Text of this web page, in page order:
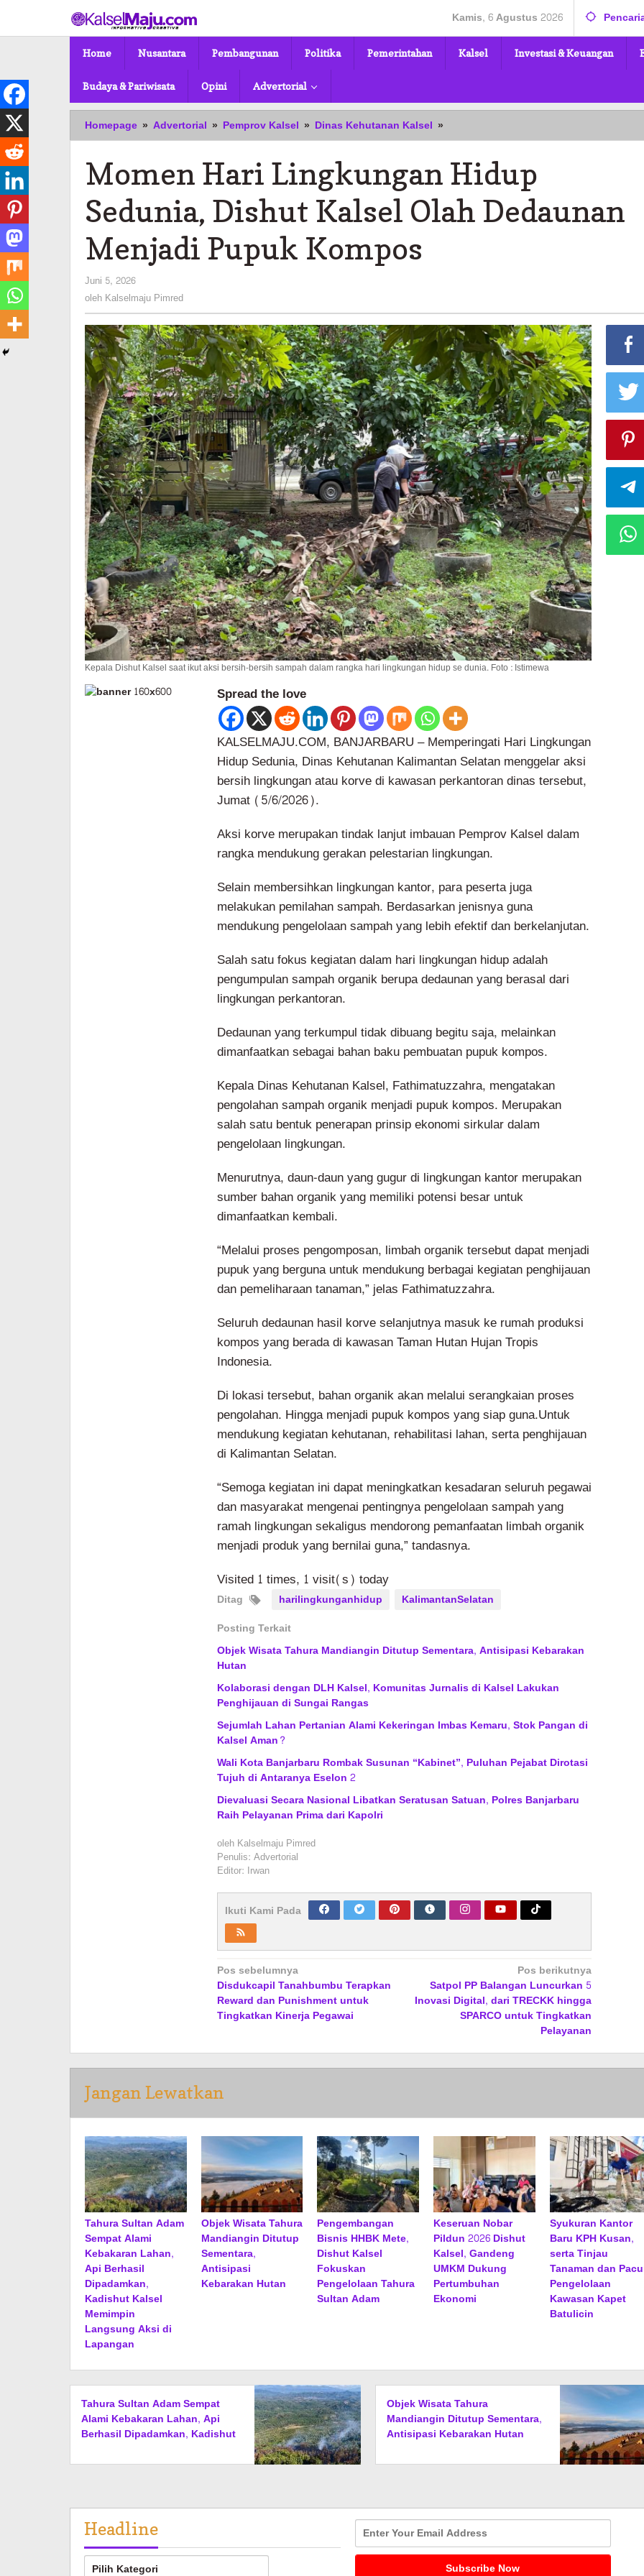
konten
Kamis, 6 Agustus 2026
Home Nusantara Pembangunan Politika Pemerintahan Kalsel Investasi & Keuangan
Budaya & Pariwisata Opini Advertorial
Homepage » Advertorial » Pemprov Kalsel » Dinas Kehutanan Kalsel »
Hari
Hidup
Sedunia,
Dishut
Kalsel
Momen Hari Lingkungan Hidup
Sedunia, Dishut Kalsel Olah Dedaunan
Menjadi Pupuk Kompos
Juni 5, 2026
Kalselmaju
Pimred
oleh Kalselmaju Pimred
Kepala Dishut Kalsel saat ikut aksi bersih-bersih sampah dalam rangka hari lingkungan hidup se dunia. Foto : Istimewa
Spread the love
KALSELMAJU.COM, BANJARBARU – Memperingati Hari Lingkungan
Hidup Sedunia, Dinas Kehutanan Kalimantan Selatan menggelar aksi
bersih lingkungan atau korve di kawasan perkantoran dinas tersebut,
Jumat (5/6/2026).
Aksi korve merupakan tindak lanjut imbauan Pemprov Kalsel dalam
rangka mendukung gerakan pelestarian lingkungan.
Selain membersihkan lingkungan kantor, para peserta juga
melakukan pemilahan sampah. Berdasarkan jenisnya guna
mendukung pengelolaan sampah yang lebih efektif dan berkelanjutan.
Salah satu fokus kegiatan dalam hari lingkungan hidup adalah
pengumpulan sampah organik berupa dedaunan yang berasal dari
lingkungan perkantoran.
Dedaunan yang terkumpul tidak dibuang begitu saja, melainkan
dimanfaatkan sebagai bahan baku pembuatan pupuk kompos.
Kepala Dinas Kehutanan Kalsel, Fathimatuzzahra, mengatakan
pengolahan sampah organik menjadi pupuk kompos. Merupakan
salah satu bentuk penerapan prinsip ekonomi sirkular dalam
pengelolaan lingkungan.
Menurutnya, daun-daun yang gugur di lingkungan kantor merupakan
sumber bahan organik yang memiliki potensi besar untuk
dimanfaatkan kembali.
“Melalui proses pengomposan, limbah organik tersebut dapat menjadi
pupuk yang berguna untuk mendukung berbagai kegiatan penghijauan
dan pemeliharaan tanaman,” jelas Fathimatuzzahra.
Seluruh dedaunan hasil korve selanjutnya masuk ke rumah produksi
kompos yang berada di kawasan Taman Hutan Hujan Tropis
Indonesia.
Di lokasi tersebut, bahan organik akan melalui serangkaian proses
pengolahan. Hingga menjadi pupuk kompos yang siap guna.Untuk
mendukung kegiatan kehutanan, rehabilitasi lahan, serta penghijauan
di Kalimantan Selatan.
“Semoga kegiatan ini dapat meningkatkan kesadaran seluruh pegawai
dan masyarakat mengenai pentingnya pengelolaan sampah yang
ramah lingkungan sekaligus mendorong pemanfaatan limbah organik
menjadi produk yang bernilai guna,” tandasnya.
Visited 1 times, 1 visit(s) today
Ditag harilingkunganhidup
KalimantanSelatan
Posting Terkait
Objek Wisata Tahura Mandiangin Ditutup Sementara, Antisipasi Kebarakan
Hutan
Kolaborasi dengan DLH Kalsel, Komunitas Jurnalis di Kalsel Lakukan
Penghijauan di Sungai Rangas
Sejumlah Lahan Pertanian Alami Kekeringan Imbas Kemaru, Stok Pangan di
Kalsel Aman?
Wali Kota Banjarbaru Rombak Susunan “Kabinet”, Puluhan Pejabat Dirotasi
Tujuh di Antaranya Eselon 2
Dievaluasi Secara Nasional Libatkan Seratusan Satuan, Polres Banjarbaru
Raih Pelayanan Prima dari Kapolri
oleh Kalselmaju Pimred
Penulis: Advertorial
Editor: Irwan
Ikuti Kami Pada
Navigasi
pos
Pos sebelumnya
Disdukcapil Tanahbumbu Terapkan
Reward dan Punishment untuk
Tingkatkan Kinerja Pegawai
Pos berikutnya
Satpol PP Balangan Luncurkan 5
Inovasi Digital, dari TRECKK hingga
SPARCO untuk Tingkatkan
Pelayanan
Jangan Lewatkan
Tahura Sultan Adam
Sempat Alami
Kebakaran Lahan,
Api Berhasil
Dipadamkan,
Kadishut Kalsel
Memimpin
Langsung Aksi di
Lapangan
Objek Wisata Tahura
Mandiangin Ditutup
Sementara,
Antisipasi
Kebarakan Hutan
Pengembangan
Bisnis HHBK Mete,
Dishut Kalsel
Fokuskan
Pengelolaan Tahura
Sultan Adam
Keseruan Nobar
Pildun 2026 Dishut
Kalsel, Gandeng
UMKM Dukung
Pertumbuhan
Ekonomi
Syukuran Kantor
Baru KPH Kusan,
serta Tinjau
Tanaman dan Pacu
Pengelolaan
Kawasan Kapet
Batulicin
Tahura Sultan Adam Sempat
Alami Kebakaran Lahan, Api
Berhasil Dipadamkan, Kadishut
Aksi di Lapangan
Objek Wisata Tahura
Mandiangin Ditutup Sementara,
Antisipasi Kebarakan Hutan
Headline
Headline